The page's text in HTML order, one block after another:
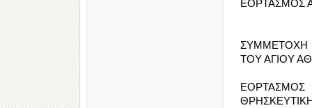
ΕΟΡΤΑΣΜΟΣ
ΣΥΜΜΕΤΟΧΗ
ΤΟΥ ΑΓΙΟΥ
ΕΟΡΤΑΣΜΟΣ